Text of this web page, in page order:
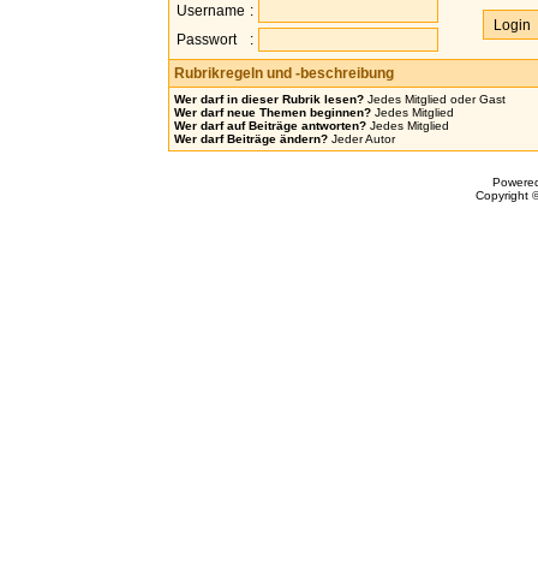
Username :
Passwort
:
Rubrikregeln und -beschreibung
Wer darf in dieser Rubrik lesen? Jedes Mitglied oder Gast
Wer darf neue Themen beginnen? Jedes Mitglied
Wer darf auf Beiträge antworten? Jedes Mitglied
Wer darf Beiträge ändern? Jeder Autor
Copyright